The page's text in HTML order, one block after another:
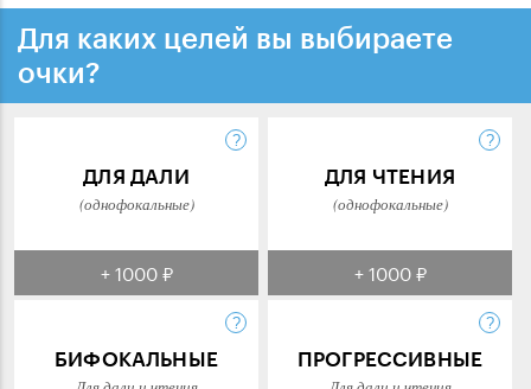
Для каких целей вы выбираете
очки?
ДЛЯ ДАЛИ
(однофокальные)
+ 1000 ₽
ДЛЯ ЧТЕНИЯ
(однофокальные)
+ 1000 ₽
БИФОКАЛЬНЫЕ ПРОГРЕССИВНЫЕ